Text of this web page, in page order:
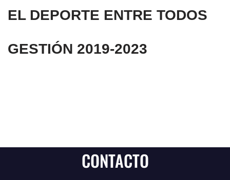
EL DEPORTE ENTRE TODOS
GESTIÓN 2019-2023
CONTACTO